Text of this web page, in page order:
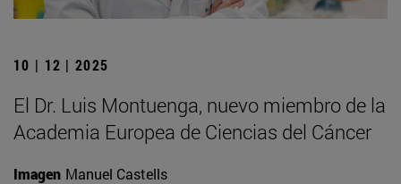
10 | 12 | 2025
El Dr. Luis Montuenga, nuevo miembro de la
Academia Europea de Ciencias del Cáncer
Imagen Manuel Castells